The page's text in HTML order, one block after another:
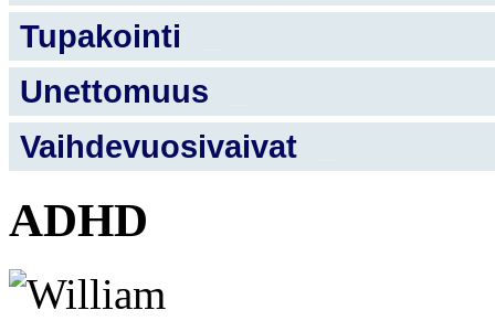
Tupakointi
Unettomuus
Vaihdevuosivaivat
ADHD